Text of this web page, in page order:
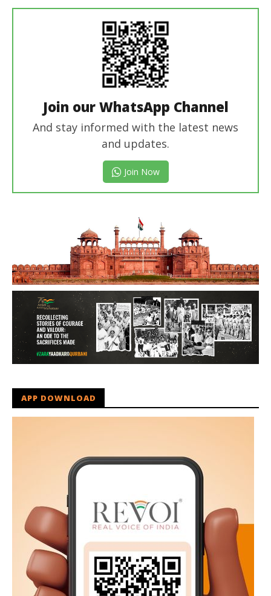
Join our WhatsApp Channel
And stay informed with the latest news
and updates.
Join Now
APP DOWNLOAD